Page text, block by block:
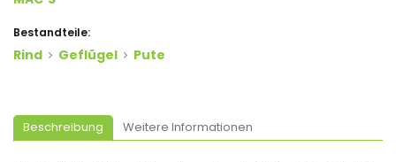
Bestandteile:
Rind Geflügel Pute
Beschreibung Weitere Informationen